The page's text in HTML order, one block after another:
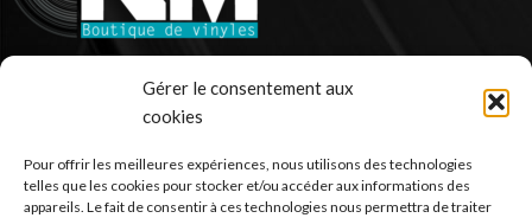
Gérer le consentement aux
cookies
Pour offrir les meilleures expériences, nous utilisons des technologies
telles que les cookies pour stocker et/ou accéder aux informations des
appareils. Le fait de consentir à ces technologies nous permettra de traiter
Ventes de vinyle en ligne - 33 et 45 tours.
Mail : contact@kilm-music.com